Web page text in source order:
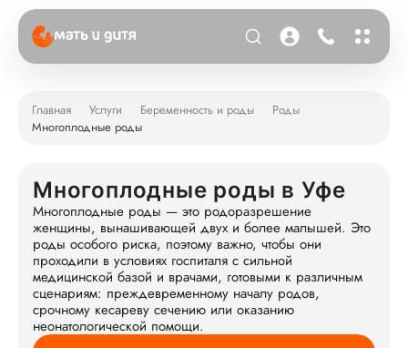
Главная Услуги Беременность и роды
Роды
Многоплодные роды
Многоплодные роды в Уфе
Многоплодные роды — это родоразрешение
женщины, вынашивающей двух и более малышей. Это
роды особого риска, поэтому важно, чтобы они
проходили в условиях госпиталя с сильной
медицинской базой и врачами, готовыми к различным
сценариям: преждевременному началу родов,
срочному кесареву сечению или оказанию
неонатологической помощи.